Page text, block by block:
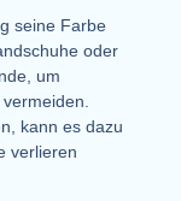
seine Farbe
oder
um
kann es dazu
verlieren